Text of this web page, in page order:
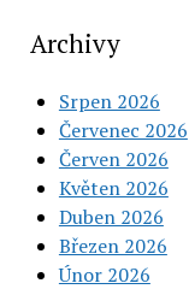
Archivy
Srpen 2026
Červenec 2026
Červen 2026
Květen 2026
Duben 2026
Březen 2026
Únor 2026